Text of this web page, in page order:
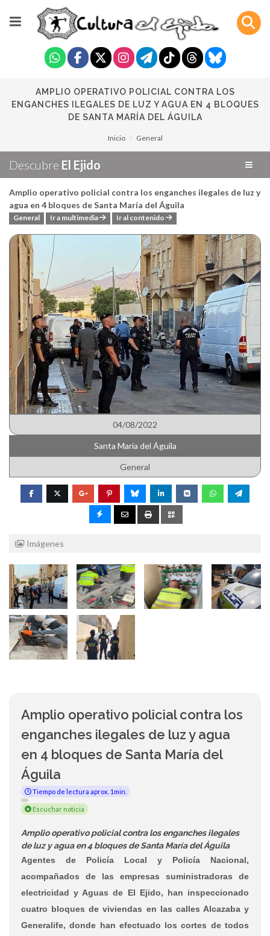
AMPLIO OPERATIVO POLICIAL CONTRA LOS
ENGANCHES ILEGALES DE LUZ Y AGUA EN 4 BLOQUES
DE SANTA MARÍA DEL ÁGUILA
Inicio General
Descubre El Ejido
Amplio operativo policial contra los enganches ilegales de luz y
agua en 4 bloques de Santa María del Águila
General Ir a multimedia Ir al contenido
04/08/2022
Santa María del Águila
General
Imágenes
Amplio operativo policial contra los
enganches ilegales de luz y agua
en 4 bloques de Santa María del
Águila
Tiempo de lectura aprox. 1min.
Escuchar noticia
Amplio operativo policial contra los enganches ilegales
de luz y agua en 4 bloques de Santa María del Águila
Agentes de Policía Local y Policía Nacional,
acompañados de las empresas suministradoras de
electricidad y Aguas de El Ejido, han inspeccionado
cuatro bloques de viviendas en las calles Alcazaba y
Generalife, donde han efectuado los cortes de todos